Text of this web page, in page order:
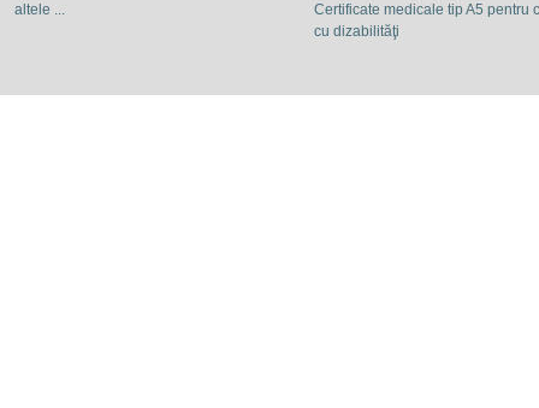
altele ...
Certificate medicale tip A5 pentru
cu dizabilităţi